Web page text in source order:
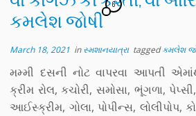
કમલેશ જોષી
6
March 18, 2021 inસ્મશાનયાત્રા taggedકમલેશ
મમ્મી દસની નોટ વાપરવા આપતી
ક્રીમ રોલ, કચોરી, સમોસા, ભૂંગળા,
આઈસ્ક્રીમ, ગોલા, પોપીન્સ, લોલીપોપ,